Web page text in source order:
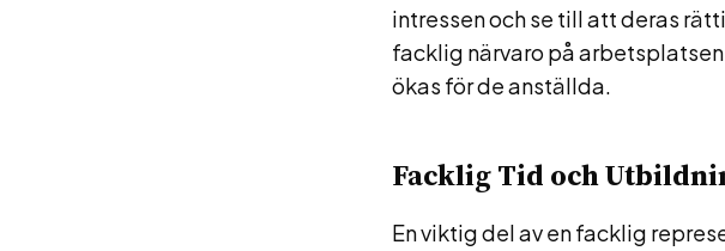
intressen och se till att deras
facklig närvaro på
ökas för de anställda.
Facklig Tid och
En viktig del av en facklig